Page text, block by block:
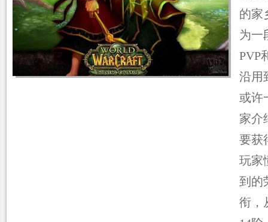
的家
为一
PVP
沿用
或许
家介
要获
玩家
到的
衔，